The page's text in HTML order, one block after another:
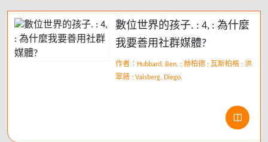
數位世界的孩子. : 4, : 為什麼
我要善用社群媒體?
作者：Hubbard, Ben. ; 赫柏德 ; 瓦斯柏格 ; 洪
翠薇 ; Vaisberg, Diego.